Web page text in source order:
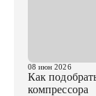
08 июн 2026
Как
компрессора